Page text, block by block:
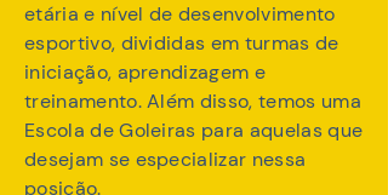
etária e nível de desenvolvimento
esportivo, divididas em turmas de
iniciação, aprendizagem e
treinamento. Além disso, temos uma
Escola de Goleiras para aquelas que
desejam se especializar nessa
posição.